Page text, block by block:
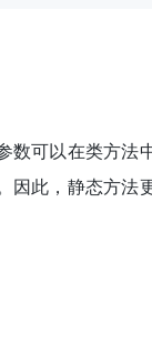
数可以在类方法
此，静态方法